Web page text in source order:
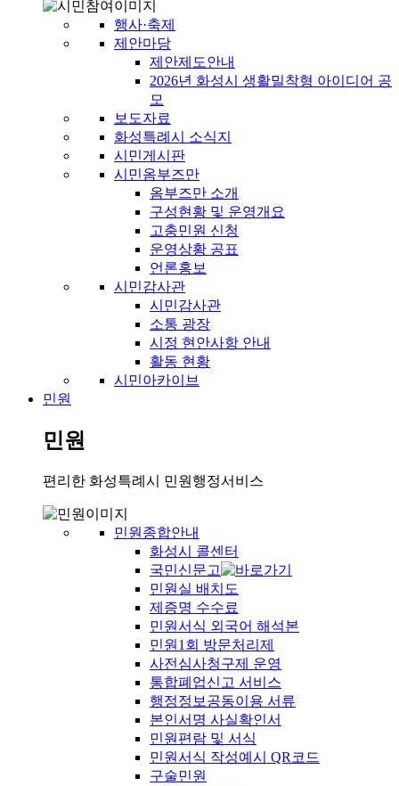
행사·축제
제안마당
제안제도안내
2026년 화성시 생활밀착형 아이디어 공
모
보도자료
화성특례시 소식지
시민게시판
시민옴부즈만
옴부즈만 소개
구성현황 및 운영개요
고충민원 신청
운영상황 공표
언론홍보
시민감사관
시민감사관
소통 광장
시정 현안사항 안내
활동 현황
시민아카이브
민원
민원
편리한 화성특례시 민원행정서비스
민원종합안내
화성시 콜센터
국민신문고
민원실 배치도
제증명 수수료
민원서식 외국어 해석본
민원1회 방문처리제
사전심사청구제 운영
통합폐업신고 서비스
행정정보공동이용 서류
본인서명 사실확인서
민원편람 및 서식
민원서식 작성예시 QR코드
구술민원